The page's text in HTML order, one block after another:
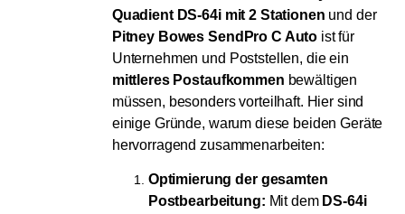
Quadient DS-64i mit 2 Stationen und der
Pitney Bowes SendPro C Auto ist für
Unternehmen und Poststellen, die ein
mittleres Postaufkommen bewältigen
müssen, besonders vorteilhaft. Hier sind
einige Gründe, warum diese beiden Geräte
hervorragend zusammenarbeiten:
Optimierung der gesamten
Postbearbeitung: Mit dem DS-64i